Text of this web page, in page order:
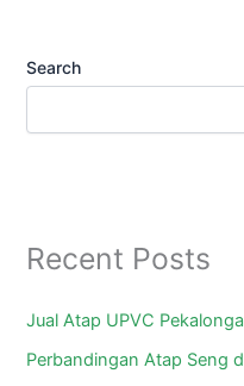
Search
Recent Posts
Jual Atap UPVC
Perbandingan Atap Seng